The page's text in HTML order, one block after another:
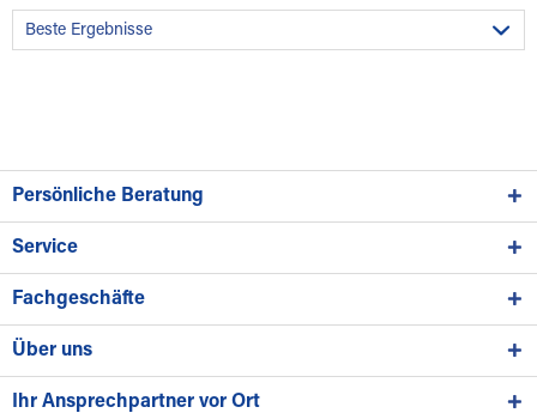
Persönliche Beratung
Service
Fachgeschäfte
Über uns
Ihr Ansprechpartner vor Ort